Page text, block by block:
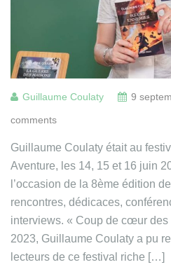
Guillaume Coulaty 9
comments
Guillaume Coulaty était au
Aventure, les 14, 15 et 16 juin
l’occasion de la 8ème édition
rencontres, dédicaces,
interviews. « Coup de cœur des
2023, Guillaume Coulaty a pu
lecteurs de ce festival riche […]